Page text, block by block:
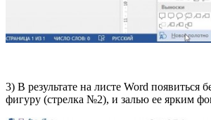
3) В результате на листе Word
фигуру (стрелка №2), и залью ее ярким